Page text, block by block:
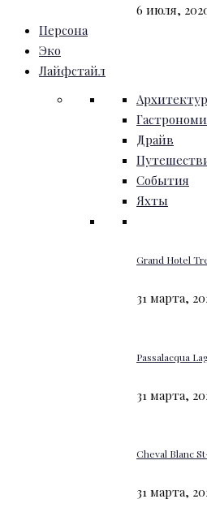
6 июля,
Персона
Эко
Лайфстайл
Драйв
События
Яхты
Grand Hotel
31 марта,
Passalacqua
31 марта,
Cheval Blanc
31 марта,